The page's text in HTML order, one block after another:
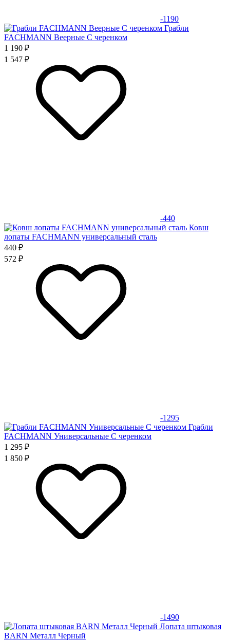
-1190
Грабли
FACHMANN Веерные С черенком
1 190 ₽
1 547 ₽
-440
Ковш
лопаты FACHMANN универсальный сталь
440 ₽
572 ₽
-1295
Грабли
FACHMANN Универсальные С черенком
1 295 ₽
1 850 ₽
-1490
Лопата штыковая
BARN Металл Черный